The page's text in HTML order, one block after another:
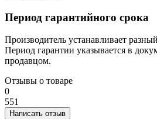
Период гарантийного срока
Производитель устанавливает
Период гарантии указывается в
продавцом.
Отзывы о товаре
0
551
Написать отзыв